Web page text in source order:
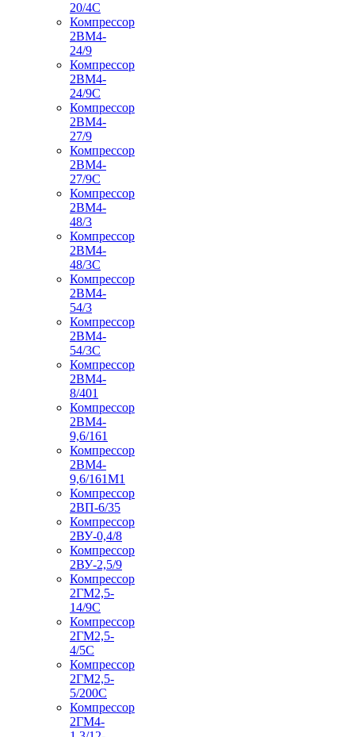
20/4С
Компрессор
2ВМ4-
24/9
Компрессор
2ВМ4-
24/9С
Компрессор
2ВМ4-
27/9
Компрессор
2ВМ4-
27/9С
Компрессор
2ВМ4-
48/3
Компрессор
2ВМ4-
48/3С
Компрессор
2ВМ4-
54/3
Компрессор
2ВМ4-
54/3С
Компрессор
2ВМ4-
8/401
Компрессор
2ВМ4-
9,6/161
Компрессор
2ВМ4-
9,6/161М1
Компрессор
2ВП-6/35
Компрессор
2ВУ-0,4/8
Компрессор
2ВУ-2,5/9
Компрессор
2ГМ2,5-
14/9С
Компрессор
2ГМ2,5-
4/5С
Компрессор
2ГМ2,5-
5/200С
Компрессор
2ГМ4-